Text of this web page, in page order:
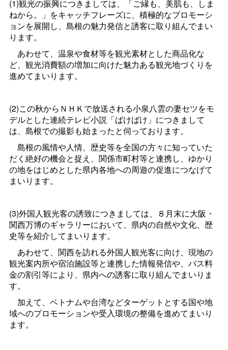
(1)観光の振興につきましては、「ご縁も、美肌も、しま
ねから。」をキャッチフレーズに、積極的なプロモーシ
ョンを展開し、島根の魅力発信と誘客に取り組んでまい
ります。
あわせて、温泉や食材等を観光素材とした商品化な
ど、観光消費額の増加に向けた魅力ある観光地づくりを
進めてまいります。
(2)この秋からＮＨＫで放送される小泉八雲の妻セツをモ
デルとした連続テレビ小説「ばけばけ」につきまして
は、島根での撮影も始まったと伺っております。
島根の風情や人情、歴史等を全国の方々に知っていた
だく絶好の機会と捉え、関係市町村等と連携し、ゆかり
の地をはじめとした県内各地への周遊の促進につなげて
まいります。
(3)外国人観光客の誘致につきましては、８月末に大阪・
関西万博のギャラリーにおいて、県内の自然や文化、歴
史等を紹介してまいります。
あわせて、関西を訪れる外国人観光客に向け、現地の
観光案内所や宿泊施設等と連携した情報発信や、バス料
金の割引等により、県内への誘客に取り組んでまいりま
す。
加えて、ベトナムや台湾などターゲットとする国や地
域へのプロモーションや受入環境の整備を進めてまいり
ます。